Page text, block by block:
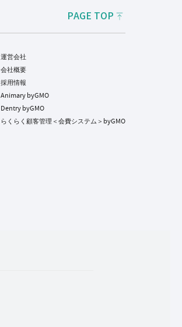
PAGE TOP
運営会社
会社概要
採用情報
Animary byGMO
Dentry byGMO
らくらく顧客管理＜会費システム＞byGMO